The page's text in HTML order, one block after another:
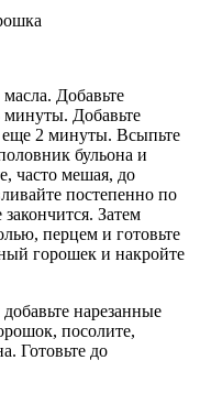
Добавьте
Добавьте
еще 2 минуты. Всыпьте
бульона и
часто мешая, до
постепенно по
Затем
перцем и готовьте
горошек и накройте
нарезанные
посолите,
Готовьте до